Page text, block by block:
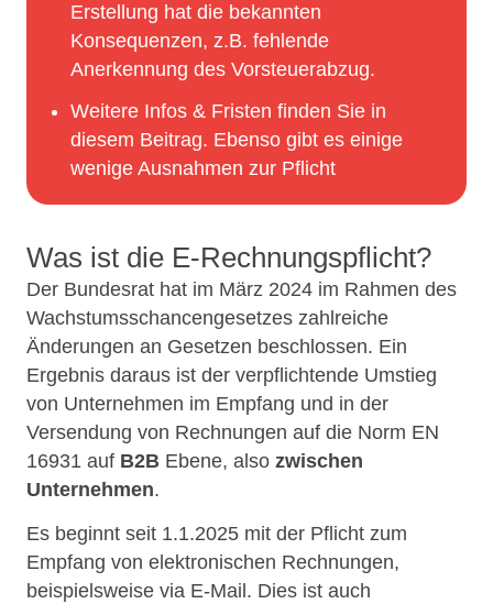
Erstellung hat die bekannten
Konsequenzen, z.B. fehlende
Anerkennung des Vorsteuerabzug.
Weitere Infos & Fristen finden Sie in
diesem Beitrag. Ebenso gibt es einige
wenige Ausnahmen zur Pflicht
Was ist die E-Rechnungspflicht?
Der Bundesrat hat im März 2024 im Rahmen des
Wachstumsschancengesetzes zahlreiche
Änderungen an Gesetzen beschlossen. Ein
Ergebnis daraus ist der verpflichtende Umstieg
von Unternehmen im Empfang und in der
Versendung von Rechnungen auf die Norm EN
16931 auf B2B Ebene, also zwischen
Unternehmen.
Es beginnt seit 1.1.2025 mit der Pflicht zum
Empfang von elektronischen Rechnungen,
beispielsweise via E-Mail. Dies ist auch